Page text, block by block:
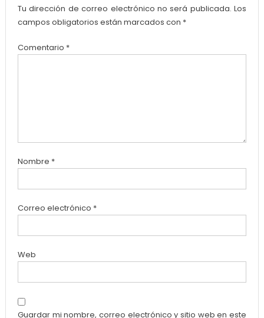
Tu dirección de correo electrónico no será publicada. Los
campos obligatorios están marcados con *
Comentario *
Nombre *
Correo electrónico *
Web
Guardar mi nombre, correo electrónico y sitio web en este